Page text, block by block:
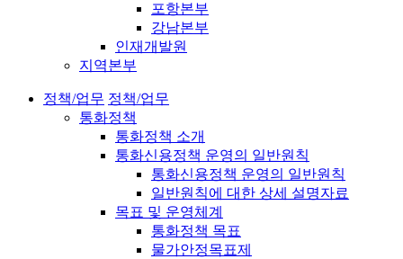
포항본부
강남본부
인재개발원
지역본부
정책/업무 정책/업무
통화정책
통화정책 소개
통화신용정책 운영의 일반원칙
통화신용정책 운영의 일반원칙
일반원칙에 대한 상세 설명자료
목표 및 운영체계
통화정책 목표
물가안정목표제